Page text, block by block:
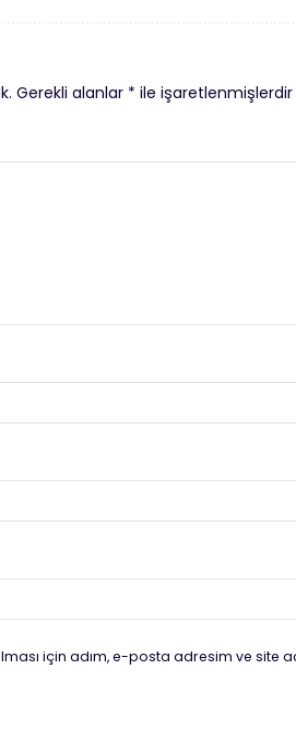
Gerekli alanlar * ile işaretlenmişlerdir
için adım, e-posta adresim ve site